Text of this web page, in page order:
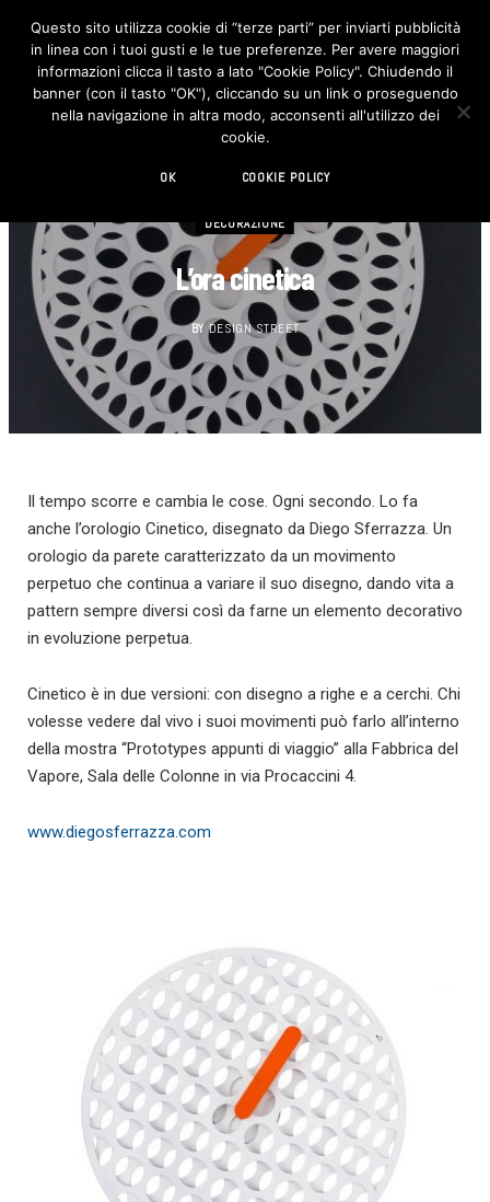
F
c
e
b
o
I
n
s
t
DECORAZIONE
L’ora cinetica
BY DESIGN STREET
Il tempo scorre e cambia le cose. Ogni secondo. Lo fa
anche l’orologio Cinetico, disegnato da Diego Sferrazza. Un
orologio da parete caratterizzato da un movimento
perpetuo che continua a variare il suo disegno, dando vita a
pattern sempre diversi così da farne un elemento decorativo
in evoluzione perpetua.
Cinetico è in due versioni: con disegno a righe e a cerchi. Chi
volesse vedere dal vivo i suoi movimenti può farlo all’interno
della mostra “Prototypes appunti di viaggio” alla Fabbrica del
Vapore, Sala delle Colonne in via Procaccini 4.
www.diegosferrazza.com
Questo sito utilizza cookie di “terze parti” per inviarti pubblicità
in linea con i tuoi gusti e le tue preferenze. Per avere maggiori
informazioni clicca il tasto a lato "Cookie Policy". Chiudendo il
banner (con il tasto "OK"), cliccando su un link o proseguendo
nella navigazione in altra modo, acconsenti all'utilizzo dei
cookie.
OK COOKIE POLICY